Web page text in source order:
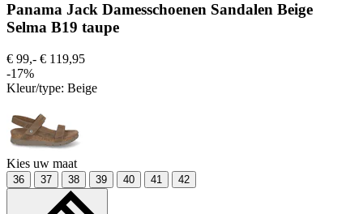
Panama Jack Damesschoenen Sandalen Beige
Selma B19 taupe
€ 99,- € 119,95
-17%
Kleur/type: Beige
Kies uw maat
36 37 38 39 40 41 42